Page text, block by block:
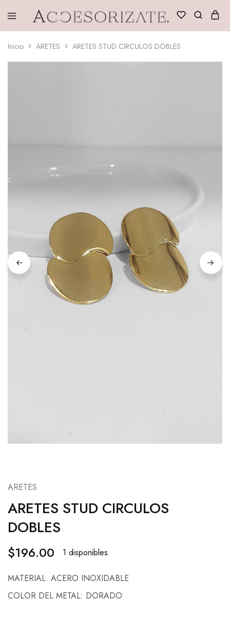
Inicio ARETES ARETES STUD CIRCULOS DOBLES
ARETES
ARETES STUD CIRCULOS
DOBLES
$196.00 1 disponibles
MATERIAL: ACERO INOXIDABLE
COLOR DEL METAL: DORADO